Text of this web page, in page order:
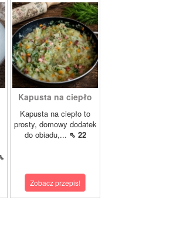
Kapusta na ciepło
Kapusta na ciepło to
prosty, domowy dodatek
do obiadu,... ⇖ 22
Zobacz przepis!